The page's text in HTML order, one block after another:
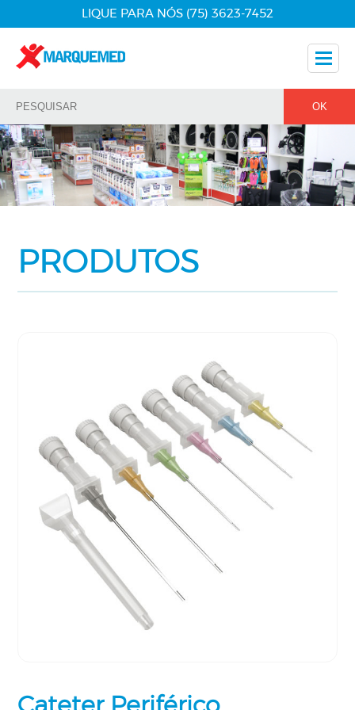
LIQUE PARA NÓS (75) 3623-7452
Nossos Produtos
Dicas
Fale Conosco
PRODUTOS